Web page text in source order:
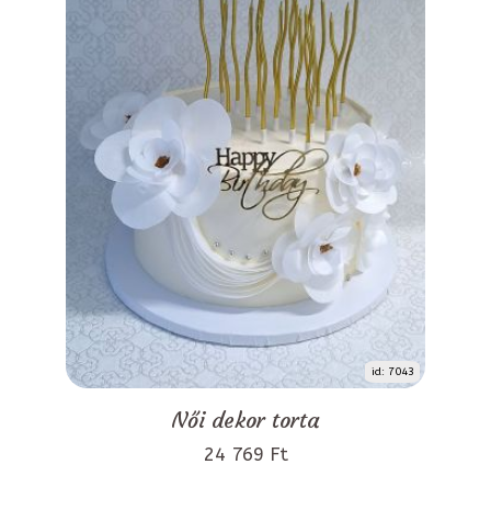
id: 7043
Női dekor torta
24 769 Ft